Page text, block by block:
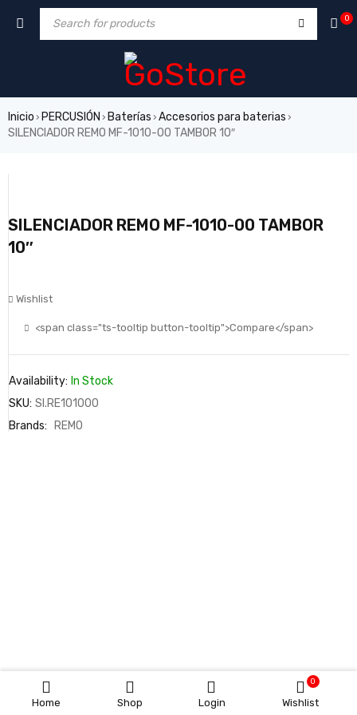
Home Shop Login Wishlist
0
0
Inicio › PERCUSIÓN › Baterías › Accesorios para baterias ›
SILENCIADOR REMO MF-1010-00 TAMBOR 10″
SILENCIADOR REMO MF-1010-00 TAMBOR
10″
Wishlist
<span class="ts-tooltip button-tooltip">Compare</span>
Availability: In Stock
SKU: SI.RE101000
Brands:
REMO